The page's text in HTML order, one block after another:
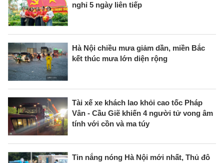
nghỉ 5 ngày liên tiếp
Hà Nội chiều mưa giảm dần, miền Bắc
kết thúc mưa lớn diện rộng
Tài xế xe khách lao khỏi cao tốc Pháp
Vân - Cầu Giẽ khiến 4 người tử vong âm
tính với cồn và ma túy
Tin nắng nóng Hà Nội mới nhất, Thủ đô